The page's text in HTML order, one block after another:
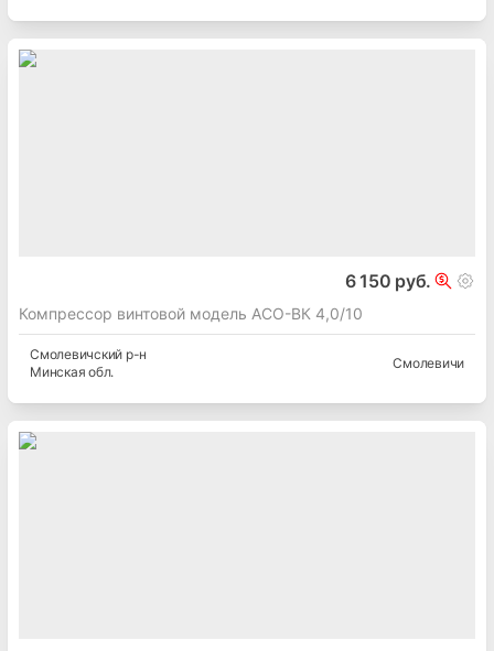
6 150 руб.
Компрессор винтовой модель АСО-ВК 4,0/10
Смолевичский р-н
Минская обл.
Смолевичи